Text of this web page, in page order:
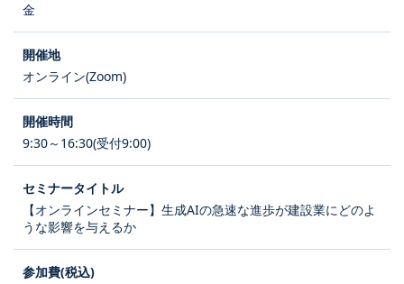
金
オンライン(Zoom)
9:30～16:30(受付9:00)
【オンラインセミナー】生成AIの急速な進歩が建設業にどのよ
うな影響を与えるか